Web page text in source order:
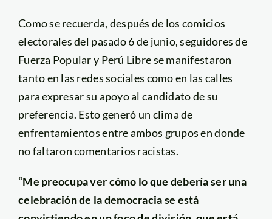
Como se recuerda, después de los comicios
electorales del pasado 6 de junio, seguidores de
Fuerza Popular y Perú Libre se manifestaron
tanto en las redes sociales como en las calles
para expresar su apoyo al candidato de su
preferencia. Esto generó un clima de
enfrentamientos entre ambos grupos en donde
no faltaron comentarios racistas.
“Me preocupa ver cómo lo que debería ser una
celebración de la democracia se está